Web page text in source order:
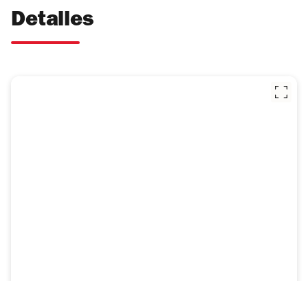
Detalles